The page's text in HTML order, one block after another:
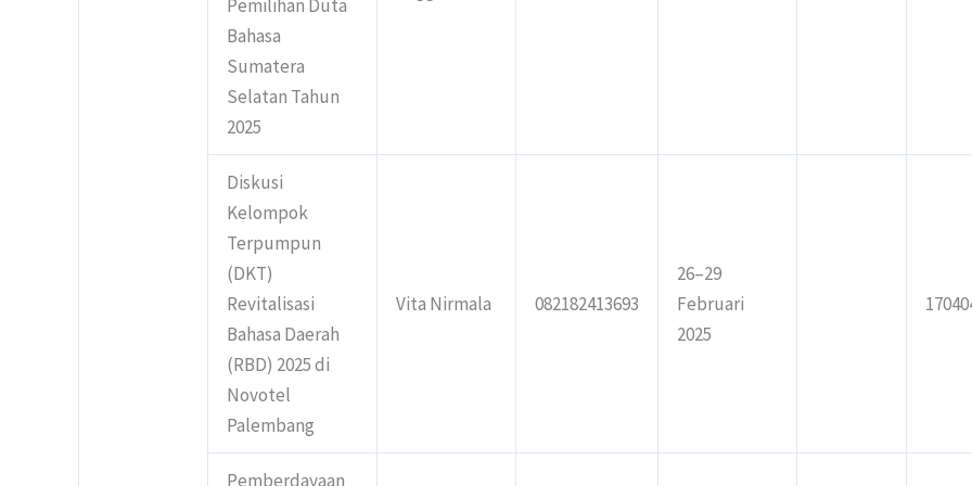
Pemilihan Duta
Bahasa
Sumatera
Selatan Tahun
2025
Diskusi
Kelompok
Terpumpun
(DKT)
Revitalisasi
Bahasa Daerah
(RBD) 2025 di
Novotel
Palembang
Vita Nirmala 082182413693
26–29
Februari
2025
Pemberdayaan